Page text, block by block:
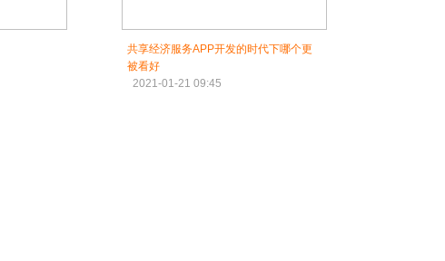
共享经济服务APP开发的时代下哪个更
被看好
2021-01-21 09:45